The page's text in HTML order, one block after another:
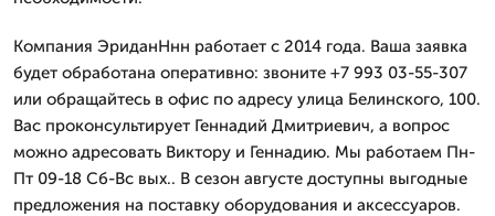
Компания ЭриданНнн работает с 2014 года. Ваша заявка
будет обработана оперативно: звоните +7 993 03-55-307
или обращайтесь в офис по адресу улица Белинского, 100.
Вас проконсультирует Геннадий Дмитриевич, а вопрос
можно адресовать Виктору и Геннадию. Мы работаем Пн-
Пт 09-18 Сб-Вс вых.. В сезон августе доступны выгодные
предложения на поставку оборудования и аксессуаров.